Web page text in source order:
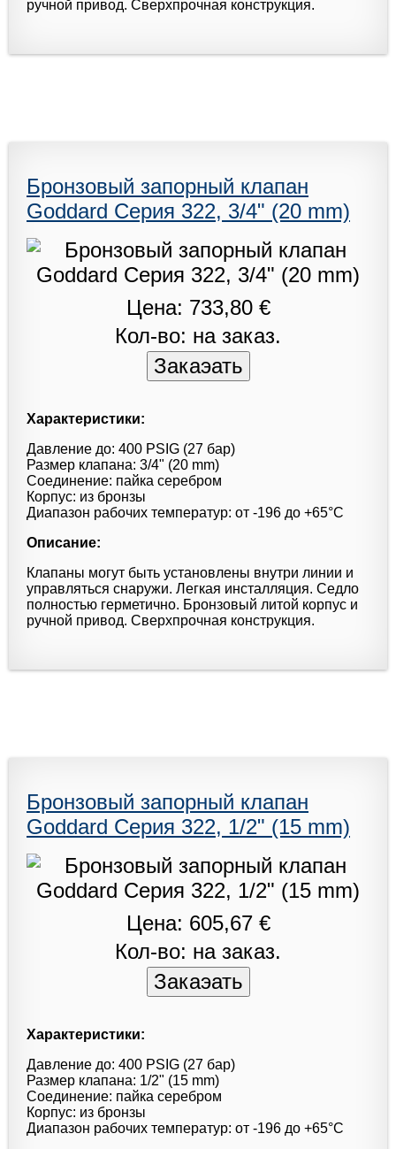
ручной привод. Сверхпрочная конструкция.
Бронзовый запорный клапан
Goddard Серия 322, 3/4" (20 mm)
Цена: 733,80 €
Кол-во: на заказ.
Характеристики:
Давление до: 400 PSIG (27 бар)
Размер клапана: 3/4" (20 mm)
Соединение: пайка серебром
Корпус: из бронзы
Диапазон рабочих температур: от -196 до +65°С
Описание:
Клапаны могут быть установлены внутри линии и
управляться снаружи. Легкая инсталляция. Седло
полностью герметично. Бронзовый литой корпус и
ручной привод. Сверхпрочная конструкция.
Бронзовый запорный клапан
Goddard Серия 322, 1/2" (15 mm)
Цена: 605,67 €
Кол-во: на заказ.
Характеристики:
Давление до: 400 PSIG (27 бар)
Размер клапана: 1/2" (15 mm)
Соединение: пайка серебром
Корпус: из бронзы
Диапазон рабочих температур: от -196 до +65°С